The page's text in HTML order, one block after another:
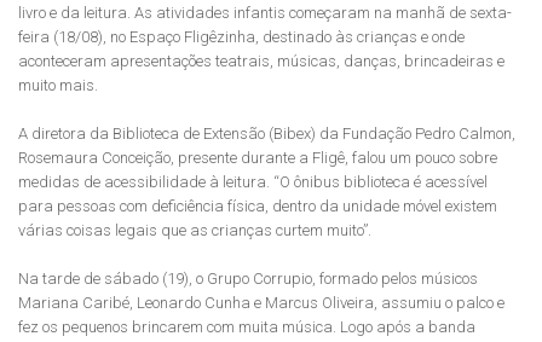
livro e da leitura. As atividades infantis começaram na manhã de sexta-
feira (18/08), no Espaço Fligêzinha, destinado às crianças e onde
aconteceram apresentações teatrais, músicas, danças, brincadeiras e
muito mais.
A diretora da Biblioteca de Extensão (Bibex) da Fundação Pedro Calmon,
Rosemaura Conceição, presente durante a Fligê, falou um pouco sobre
medidas de acessibilidade à leitura. “O ônibus biblioteca é acessível
para pessoas com deficiência física, dentro da unidade móvel existem
várias coisas legais que as crianças curtem muito”.
Na tarde de sábado (19), o Grupo Corrupio, formado pelos músicos
Mariana Caribé, Leonardo Cunha e Marcus Oliveira, assumiu o palco e
fez os pequenos brincarem com muita música. Logo após a banda